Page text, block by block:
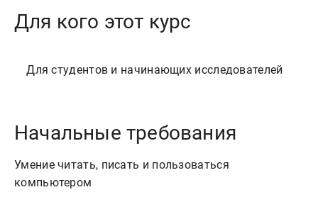
Для кого этот курс
Начальные требования
Умение читать, писать и пользоваться
компьютером